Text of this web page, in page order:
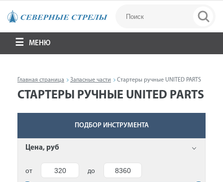
МЕНЮ
Главная страница Запасные части Стартеры ручные UNITED PARTS
СТАРТЕРЫ РУЧНЫЕ UNITED PARTS
ПОДБОР ИНСТРУМЕНТА
Цена, руб
от до